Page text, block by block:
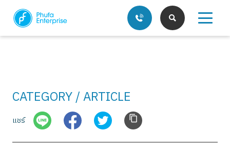
บริการของเรา
บทความ
CATEGORY / ARTICLE
แชร์